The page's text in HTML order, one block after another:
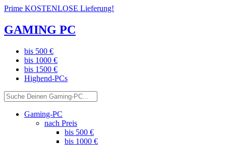
Prime KOSTENLOSE Lieferung!
GAMING PC
bis 500 €
bis 1000 €
bis 1500 €
Highend-PCs
Gaming-PC
nach Preis
bis 500 €
bis 1000 €